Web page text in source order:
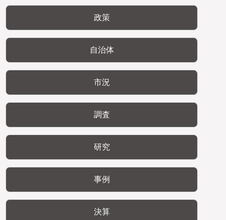
政策
自治体
市況
調査
研究
事例
決算